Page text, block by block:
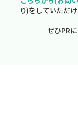
り)をしていただ
ぜひPR